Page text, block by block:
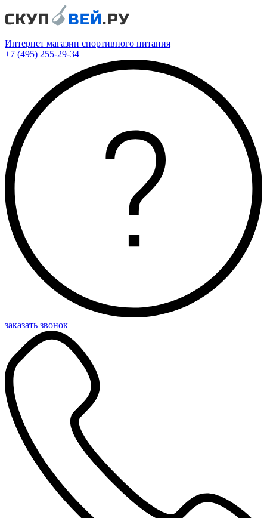
Интернет магазин спортивного питания
+7 (495) 255-29-34
заказать звонок